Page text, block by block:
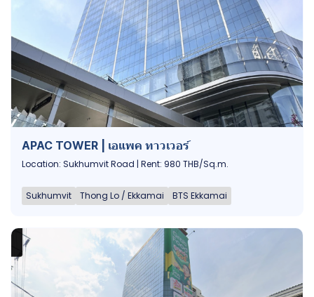
APAC TOWER | เอแพค ทาวเวอร์
Location: Sukhumvit Road | Rent: 980 THB/Sq.m.
Sukhumvit Thong Lo / Ekkamai BTS Ekkamai